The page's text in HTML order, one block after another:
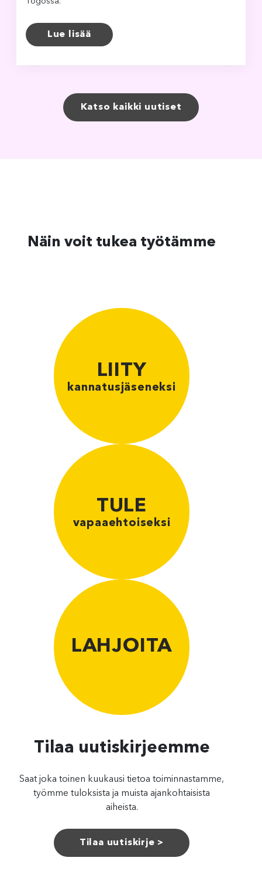
Lue lisää
Katso kaikki uutiset
Näin voit tukea työtämme
LIITY
kannatusjäseneksi
TULE
vapaaehtoiseksi
LAHJOITA
Tilaa uutiskirjeemme
Saat joka toinen kuukausi tietoa toiminnastamme,
työmme tuloksista ja muista ajankohtaisista
aiheista.
Tilaa uutiskirje >